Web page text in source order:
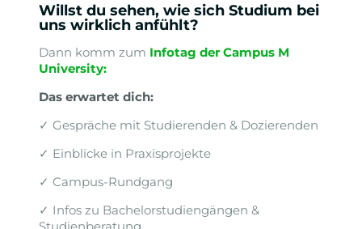
Willst du sehen, wie sich Studium bei
uns wirklich anfühlt?
Dann komm zum Infotag der Campus M
University:
Das erwartet dich:
✓ Gespräche mit Studierenden & Dozierenden
✓ Einblicke in Praxisprojekte
✓ Campus-Rundgang
✓ Infos zu Bachelorstudiengängen &